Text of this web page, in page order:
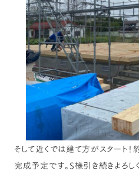
そして近くでは建て方がスタート
完成予定です。S様引き続きよろし